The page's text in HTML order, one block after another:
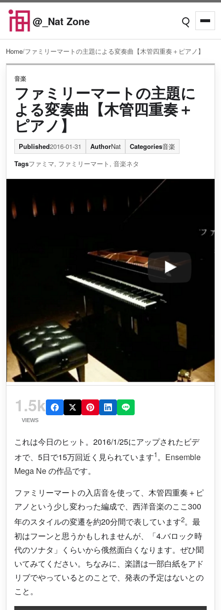
Skip to content
@_Nat Zone Open search
Home/ファミリーマートの主題による変奏曲【木管四重奏＋ピアノ】
音楽
ファミリーマートの主題に
よる変奏曲【木管四重奏＋
ピアノ】
Published2016-01-31 AuthorNat Categories音楽
Tagsファミマ, ファミリーマート , 音楽ネタ
1.5k
VIEWS
これは今日のヒット。2016/1/25にアップされたビデ
オで、5日で15万回近く見られています1。 Ensemble
Mega Neの作品です。
ファミリーマートの入店音を使って、木管四重奏＋ピ
アノという少し変わった編成で、西洋音楽のここ300
年のスタイルの変遷を約20分間で表しています2。最
初はフーンと思うかもしれませんが、「4.バロック時
代のソナタ」くらいから俄然面白くなります。ぜひ聞
いてみてください。ちなみに、楽譜は一部白紙をアド
リブでやっているとのことで、発表の予定はないとの
こと。